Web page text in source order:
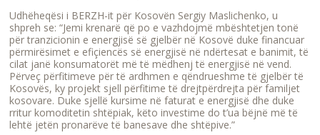
Udhëheqësi i BERZH-it për Kosovën Sergiy Maslichenko, u
shpreh se: “Jemi krenarë që po e vazhdojmë mbështetjen tonë
për tranzicionin e energjisë së gjelbër në Kosovë duke financuar
përmirësimet e efiçiencës së energjisë në ndërtesat e banimit, të
cilat janë konsumatorët më të mëdhenj të energjisë në vend.
Përveç përfitimeve për të ardhmen e qëndrueshme të gjelbër të
Kosovës, ky projekt sjell përfitime të drejtpërdrejta për familjet
kosovare. Duke sjellë kursime në faturat e energjisë dhe duke
rritur komoditetin shtëpiak, këto investime do t’ua bëjnë më të
lehtë jetën pronarëve të banesave dhe shtëpive.”